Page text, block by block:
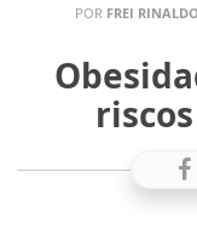
POR FREI